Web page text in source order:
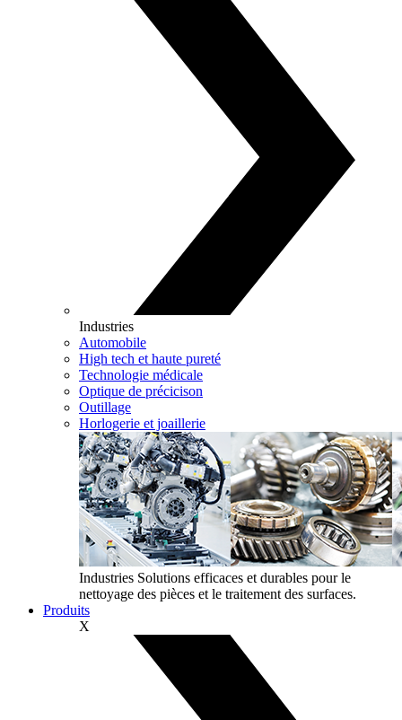
Industries
Automobile
High tech et haute pureté
Technologie médicale
Optique de précicison
Outillage
Horlogerie et joaillerie
Industries Solutions efficaces et durables pour le
nettoyage des pièces et le traitement des surfaces.
Produits
X